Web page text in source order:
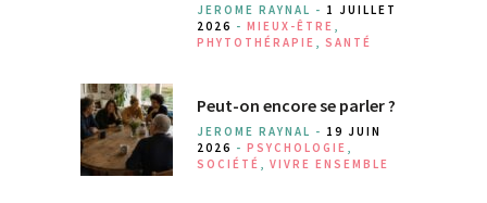
JEROME RAYNAL - 1 JUILLET
2026 - MIEUX-ÊTRE
PHYTOTHÉRAPIE
SANTÉ
Peut-on encore se parler ?
JEROME RAYNAL - 19 JUIN
2026 - PSYCHOLOGIE
SOCIÉTÉ
VIVRE ENSEMBLE